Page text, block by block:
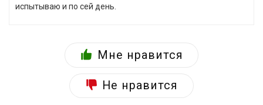
испытываю и по сей день.
Мне нравится
Не нравится